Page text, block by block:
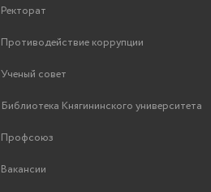
Ректорат
Противодействие коррупции
Ученый совет
Библиотека Княгининского университета
Профсоюз
Вакансии